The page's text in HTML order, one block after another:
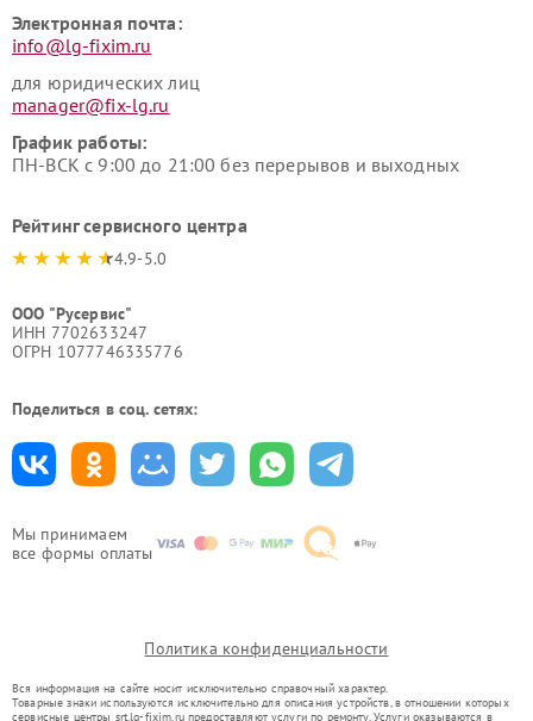
Мы принимаем
все формы оплаты
Электронная почта:
info@lg-fixim.ru
для юридических лиц
manager@fix-lg.ru
График работы:
ПН-ВСК с 9:00 до 21:00 без перерывов и выходных
Рейтинг сервисного центра
4.9-5.0
ООО "Русервис"
ИНН 7702633247
ОГРН 1077746335776
Поделиться в соц. сетях:
Политика конфиденциальности
Вся информация на сайте носит исключительно справочный характер.
Товарные знаки используются исключительно для описания устройств, в отношении которых
сервисные центры srt.lg-fixim.ru предоставляют услуги по ремонту. Услуги оказываются в